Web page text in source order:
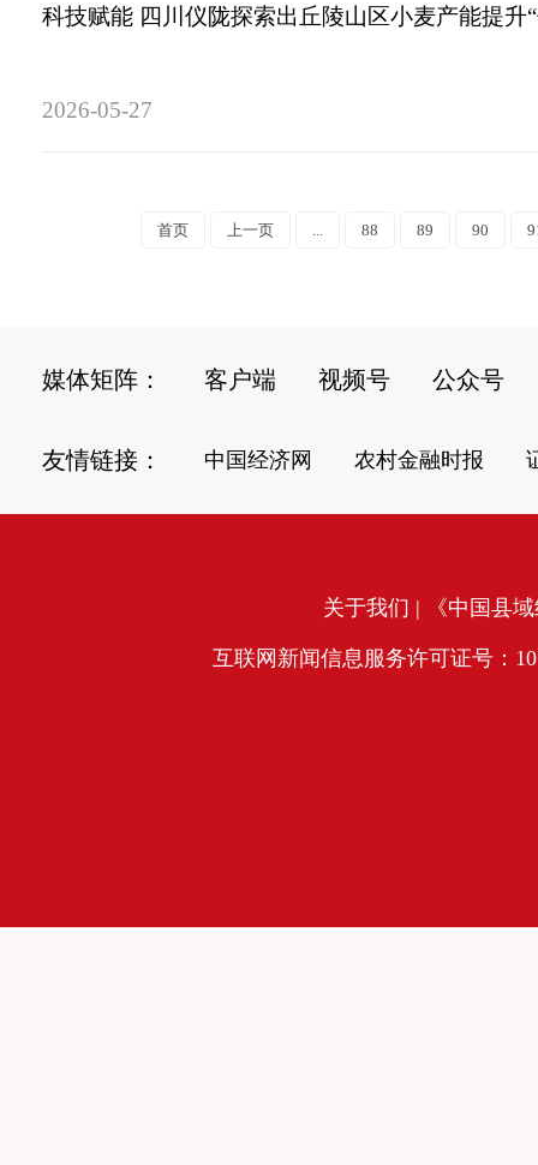
科技赋能 四川仪陇探索出丘陵山区小麦产能提升
2026-05-27
首页 上一页 ... 88 89 90
媒体矩阵： 客户端 视频号 公众号
友情链接： 中国经济网 农村金融时报
关于我们 | 《中国县
互联网新闻信息服务许可证号：